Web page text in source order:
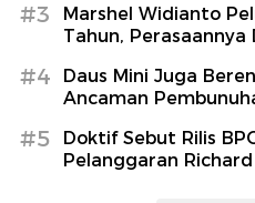
#3
Marshel Widianto
Tahun,
#4
Daus Mini Juga
Ancaman
#5
Doktif Sebut Rilis
Pelanggaran Richard